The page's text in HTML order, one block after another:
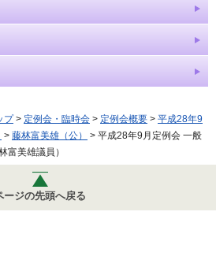
プ> 定例会・臨時会 > 定例会概要 > 平成28年9
> 藤林富美雄（公）
> 平成28年9月定例会 一般
富美雄議員）
ージの先頭へ戻る